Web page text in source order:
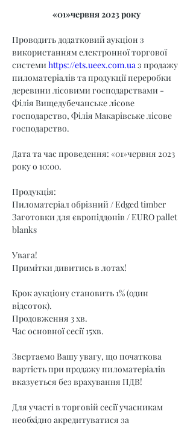
«01»червня 2023 року
Проводить додатковий аукціон з
використанням електронної торгової
системи https://ets.ueex.com.ua з продажу
пиломатеріалів та продукції переробки
деревини лісовими господарствами -
Філія Вищедубечанське лісове
господарство, Філія Макарівське лісове
господарство.
Дата та час проведення: «01»червня 2023
року о 10:00.
Продукція:
Пиломатеріал обрізний / Edged timber
Заготовки для європіддонів / EURO pallet
blanks
Увага!
Примітки дивитись в лотах!
Крок аукціону становить 1% (один
відсоток).
Продовження 3 хв.
Час основної сесії 15хв.
Звертаємо Вашу увагу, що початкова
вартість при продажу пиломатеріалів
вказується без врахування ПДВ!
Для участі в торговій сесії учасникам
необхідно акредитуватися за